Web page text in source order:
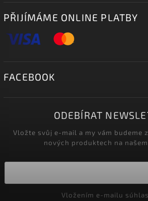
PŘIJÍMÁME ONLINE PLATBY
FACEBOOK
ODEBÍRAT
Vložte svůj e-mail a my vám budeme
nových produktech na